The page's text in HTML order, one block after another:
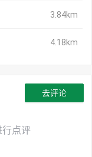
3.84km
4.18km
行点评
去评论